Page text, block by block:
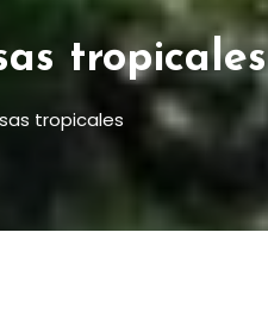
tropicales
tropicales